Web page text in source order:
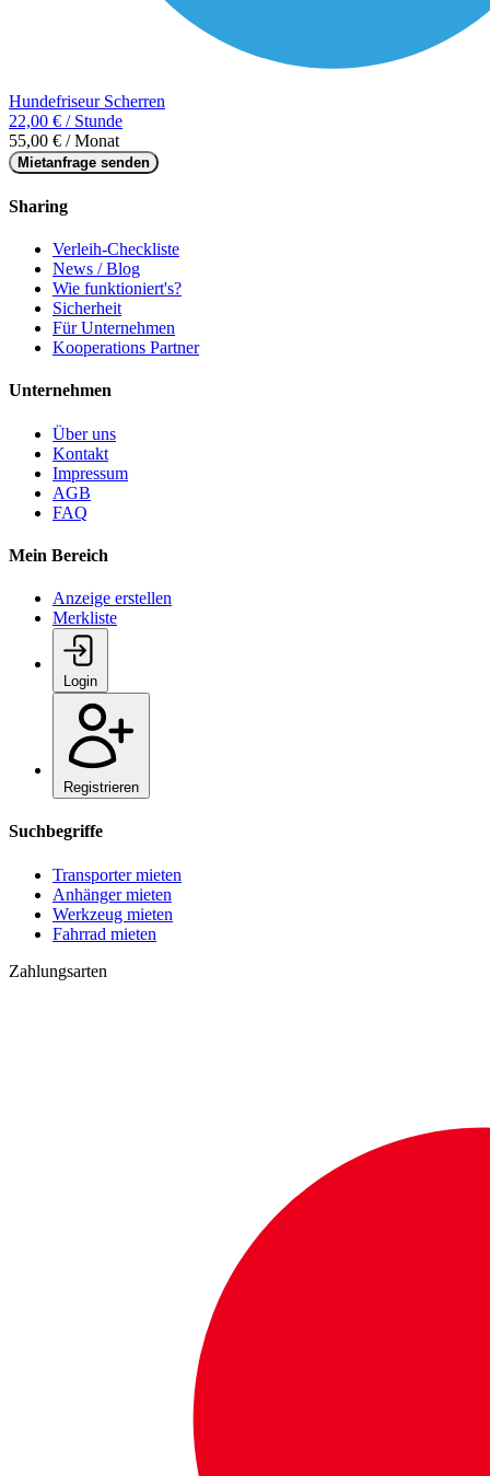
Hundefriseur Scherren
22,00 € / Stunde
55,00 € / Monat
Mietanfrage senden
Sharing
Verleih-Checkliste
News / Blog
Wie funktioniert's?
Sicherheit
Für Unternehmen
Kooperations Partner
Unternehmen
Über uns
Kontakt
Impressum
AGB
FAQ
Mein Bereich
Anzeige erstellen
Merkliste
Login
Registrieren
Suchbegriffe
Transporter mieten
Anhänger mieten
Werkzeug mieten
Fahrrad mieten
Zahlungsarten